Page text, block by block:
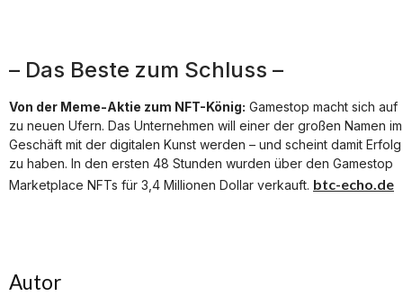
– Das Beste zum Schluss –
Von der Meme-Aktie zum NFT-König: Gamestop macht sich auf
zu neuen Ufern. Das Unternehmen will einer der großen Namen im
Geschäft mit der digitalen Kunst werden – und scheint damit Erfolg
zu haben. In den ersten 48 Stunden wurden über den Gamestop
Marketplace NFTs für 3,4 Millionen Dollar verkauft. btc-echo.de
Autor